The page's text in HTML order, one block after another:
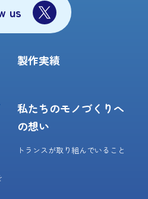
us
製作実績
私たちのモノづくりへ
の想い
トランスが取り組んでいること